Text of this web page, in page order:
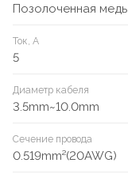
Позолоченная медь
Ток, А
5
Диаметр кабеля
3.5mm~10.0mm
Сечение провода
0.519mm²(20AWG)